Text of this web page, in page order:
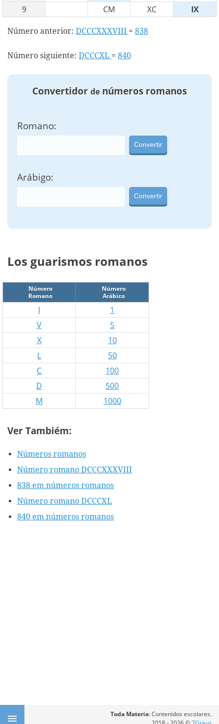
9
CM XC IX
Número anterior: DCCCXXXVIII = 838
Número siguiente: DCCCXL = 840
Convertidor de números romanos
Romano:
Convertir
Arábigo:
Convertir
Los guarismos romanos
Número
Romano
Número
Arábico
I
1
V
5
X
10
L
50
C
100
D
500
M
1000
Ver Tambiém:
Números romanos
Número romano DCCCXXXVIII
838 em números romanos
Número romano DCCCXL
840 em números romanos
Toda Materia: Contenidos escolares.